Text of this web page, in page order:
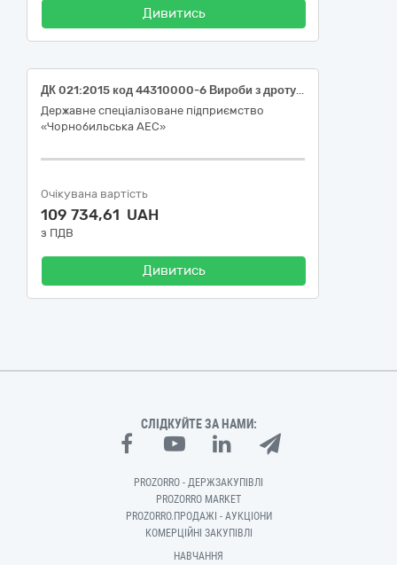
Дивитись
ДК 021:2015 код 44310000-6 Вироби з дроту (Електроди для зварювання)
Державне спеціалізоване підприємство
«Чорнобильська АЕС»
Очікувана вартість
109 734,61 UAH
з ПДВ
Дивитись
СЛІДКУЙТЕ ЗА НАМИ:
PROZORRO - ДЕРЖЗАКУПІВЛІ
PROZORRO MARKET
PROZORRO.ПРОДАЖІ - АУКЦІОНИ
КОМЕРЦІЙНІ ЗАКУПІВЛІ
НАВЧАННЯ